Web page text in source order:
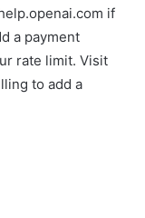
if
a payment
rate limit. Visit
to add a